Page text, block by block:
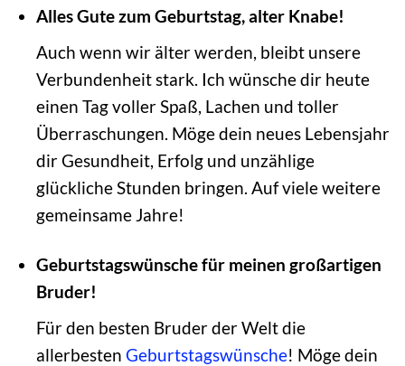
Alles Gute zum Geburtstag, alter Knabe!
Auch wenn wir älter werden, bleibt unsere
Verbundenheit stark. Ich wünsche dir heute
einen Tag voller Spaß, Lachen und toller
Überraschungen. Möge dein neues Lebensjahr
dir Gesundheit, Erfolg und unzählige
glückliche Stunden bringen. Auf viele weitere
gemeinsame Jahre!
Geburtstagswünsche für meinen großartigen
Bruder!
Für den besten Bruder der Welt die
allerbesten Geburtstagswünsche! Möge dein